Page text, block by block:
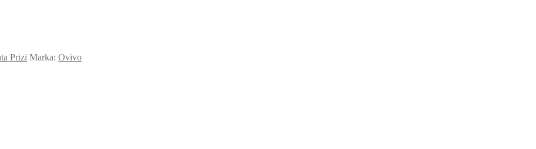
Prizi Marka: Ovivo